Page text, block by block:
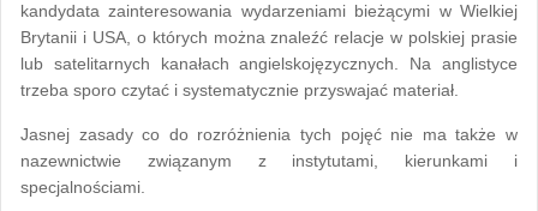
kandydata zainteresowania wydarzeniami bieżącymi w Wielkiej
Brytanii i USA, o których można znaleźć relacje w polskiej prasie
lub satelitarnych kanałach angielskojęzycznych. Na anglistyce
trzeba sporo czytać i systematycznie przyswajać materiał.
Jasnej zasady co do rozróżnienia tych pojęć nie ma także w
nazewnictwie związanym z instytutami, kierunkami i
specjalnościami.